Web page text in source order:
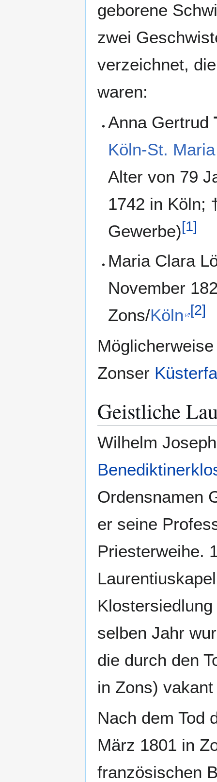
geborene
zwei
verzeichnet,
waren:
Anna Gertrud
Köln-St.
Alter von 79
1742 in Köln;
Gewerbe)[1]
Maria Clara
November
Zons/Köln [2]
Zonser
Geistliche
Wilhelm
Ordensnamen
er seine
Priesterweihe.
selben Jahr
die durch den
in Zons)
Nach dem Tod
März 1801 in
französischen